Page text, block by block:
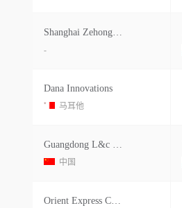
Shanghai Zehong International Logis
-
Dana Innovations
马耳他
Guangdong L&c Supply Chain Manageme
中国
Orient Express Container